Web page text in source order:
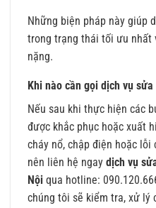
Những biện pháp này giúp
trong trạng thái tối ưu nhất
nặng.
Khi nào cần gọi dịch vụ
Nếu sau khi thực hiện các
được khắc phục hoặc xuất
cháy nổ, chập điện hoặc
nên liên hệ ngay dịch vụ
Nội qua hotline:
chúng tôi sẽ kiểm tra, xử lý